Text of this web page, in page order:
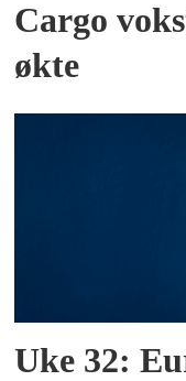
Cargo
økte
Uke 32: